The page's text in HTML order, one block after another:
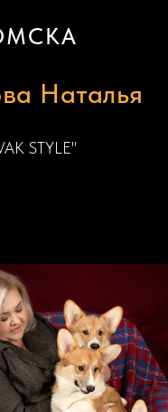
Наталья
STYLE"